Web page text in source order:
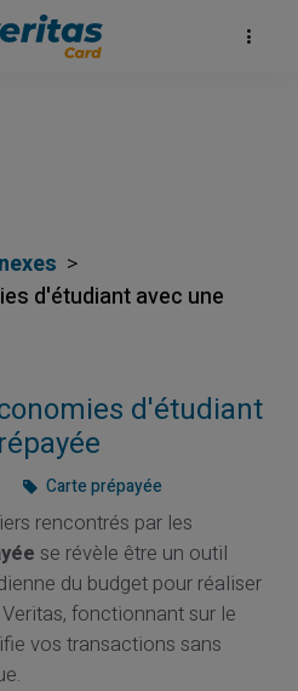
d'étudiant avec une
d'étudiant
Carte prépayée
rencontrés par les
se révèle être un outil
du budget pour réaliser
fonctionnant sur le
vos transactions sans